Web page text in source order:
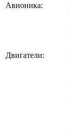
Авионика:
Двигатели: